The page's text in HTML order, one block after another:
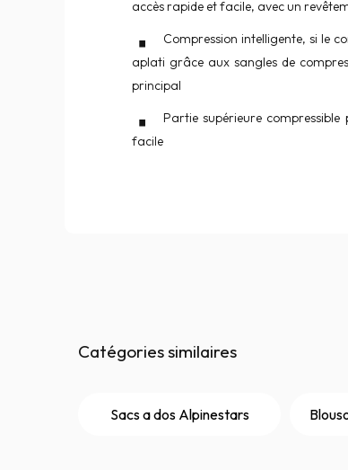
accès rapide et facile, avec un
Compression intelligente, si le
aplati grâce aux sangles de
principal
Partie supérieure
facile
Catégories similaires
Sacs a dos Alpinestars